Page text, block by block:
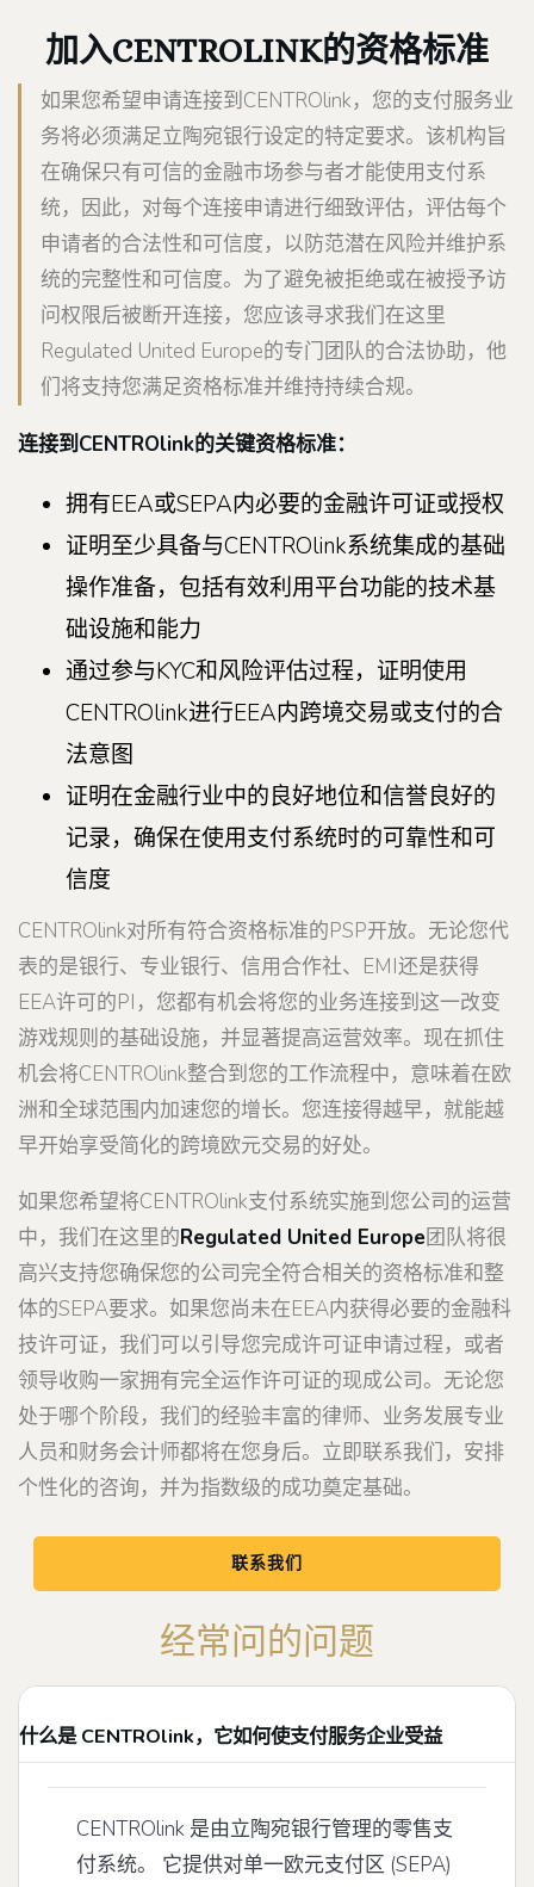
加入CENTROLINK的资格标准
如果您希望申请连接到CENTROlink，您的支付服务业
务将必须满足立陶宛银行设定的特定要求。该机构旨
在确保只有可信的金融市场参与者才能使用支付系
统，因此，对每个连接申请进行细致评估，评估每个
申请者的合法性和可信度，以防范潜在风险并维护系
统的完整性和可信度。为了避免被拒绝或在被授予访
问权限后被断开连接，您应该寻求我们在这里
Regulated United Europe的专门团队的合法协助，他
们将支持您满足资格标准并维持持续合规。
连接到CENTROlink的关键资格标准：
拥有EEA或SEPA内必要的金融许可证或授权
证明至少具备与CENTROlink系统集成的基础
操作准备，包括有效利用平台功能的技术基
础设施和能力
通过参与KYC和风险评估过程，证明使用
CENTROlink进行EEA内跨境交易或支付的合
法意图
证明在金融行业中的良好地位和信誉良好的
记录，确保在使用支付系统时的可靠性和可
信度
CENTROlink对所有符合资格标准的PSP开放。无论您代
表的是银行、专业银行、信用合作社、EMI还是获得
EEA许可的PI，您都有机会将您的业务连接到这一改变
游戏规则的基础设施，并显著提高运营效率。现在抓住
机会将CENTROlink整合到您的工作流程中，意味着在欧
洲和全球范围内加速您的增长。您连接得越早，就能越
早开始享受简化的跨境欧元交易的好处。
如果您希望将CENTROlink支付系统实施到您公司的运营
中，我们在这里的Regulated United Europe团队将很
高兴支持您确保您的公司完全符合相关的资格标准和整
体的SEPA要求。如果您尚未在EEA内获得必要的金融科
技许可证，我们可以引导您完成许可证申请过程，或者
领导收购一家拥有完全运作许可证的现成公司。无论您
处于哪个阶段，我们的经验丰富的律师、业务发展专业
人员和财务会计师都将在您身后。立即联系我们，安排
个性化的咨询，并为指数级的成功奠定基础。
联系我们
经常问的问题
什么是 CENTROlink，它如何使支付服务企业受益
CENTROlink 是由立陶宛银行管理的零售支
付系统。 它提供对单一欧元支付区 (SEPA)